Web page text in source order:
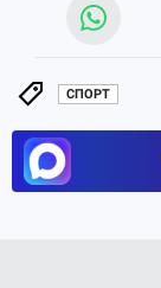
СПОРТ